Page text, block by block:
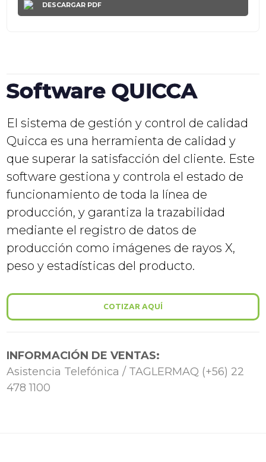
DESCARGAR PDF
Software QUICCA
El sistema de gestión y control de calidad
Quicca es una herramienta de calidad y
que superar la satisfacción del cliente. Este
software gestiona y controla el estado de
funcionamiento de toda la línea de
producción, y garantiza la trazabilidad
mediante el registro de datos de
producción como imágenes de rayos X,
peso y estadísticas del producto.
COTIZAR AQUÍ
INFORMACIÓN DE VENTAS:
Asistencia Telefónica / TAGLERMAQ (+56) 22
478 1100